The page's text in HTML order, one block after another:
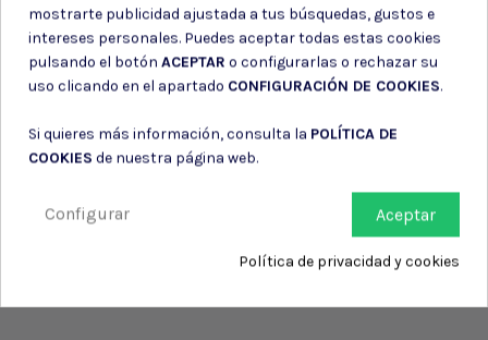
mostrarte publicidad ajustada a tus búsquedas, gustos e
intereses personales. Puedes aceptar todas estas cookies
pulsando el botón ACEPTAR o configurarlas o rechazar su
uso clicando en el apartado CONFIGURACIÓN DE COOKIES.
Si quieres más información, consulta la POLÍTICA DE
COOKIES de nuestra página web.
Aceptar
Configurar
Política de privacidad y cookies